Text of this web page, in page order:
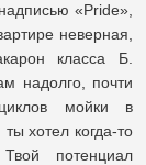
«Pride»,
неверная,
класса Б.
надолго, почти
мойки в
хотел когда-то
потенциал